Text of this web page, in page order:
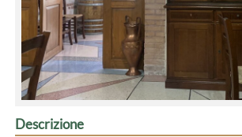
Descrizione